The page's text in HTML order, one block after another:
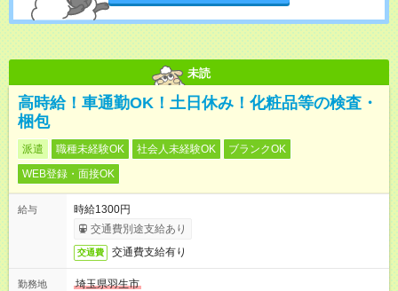
未読
高時給！車通勤OK！土日休み！化粧品等の検査・
梱包
派遣 職種未経験OK 社会人未経験OK
ブランクOK
WEB登録・面接OK
給与
時給1300円
交通費別途支給あり
交通費 交通費支給有り
勤務地
埼玉県羽生市